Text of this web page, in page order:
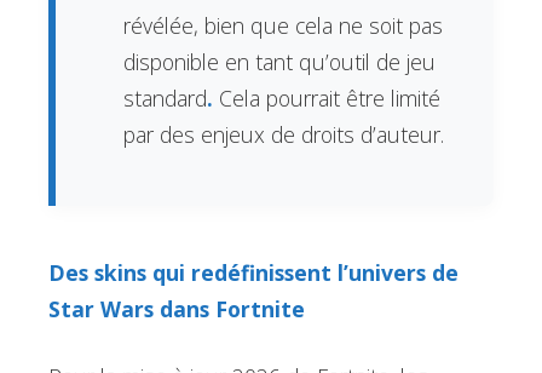
révélée, bien que cela ne soit pas
disponible en tant qu’outil de jeu
standard. Cela pourrait être limité
par des enjeux de droits d’auteur.
Des skins qui redéfinissent l’univers de
Star Wars dans Fortnite